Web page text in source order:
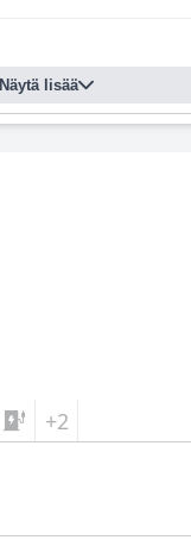
Näytä lisää
+2